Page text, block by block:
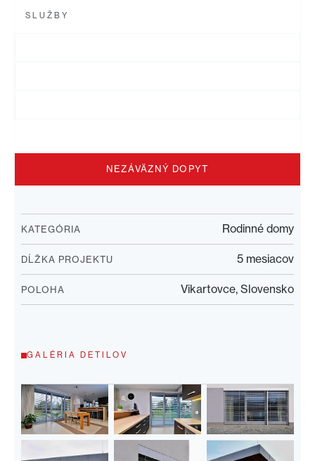
SLUŽBY
NEZÁVÄZNÝ DOPYT
KATEGÓRIA Rodinné domy
DĹŽKA PROJEKTU 5 mesiacov
POLOHA Vikartovce, Slovensko
GALÉRIA DETILOV